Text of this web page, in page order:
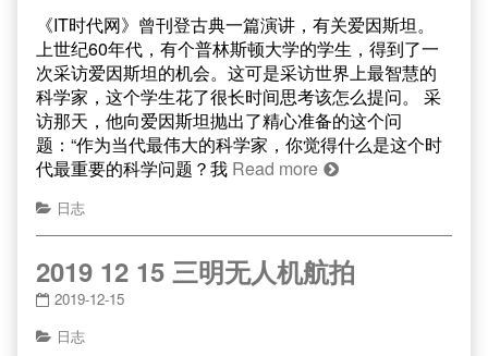
《IT时代网》曾刊登古典一篇演讲，有关爱因斯坦。
上世纪60年代，有个普林斯顿大学的学生，得到了一
次采访爱因斯坦的机会。这可是采访世界上最智慧的
科学家，这个学生花了很长时间思考该怎么提问。 采
访那天，他向爱因斯坦抛出了精心准备的这个问
题：“作为当代最伟大的科学家，你觉得什么是这个时
代最重要的科学问题？我 Read more
日志
2019 12 15 三明无人机航拍
2019-12-15
日志